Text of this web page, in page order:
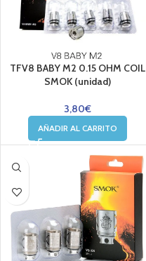
TFV8 BABY M2 0.15 OHM COIL
SMOK (unidad)
3,80€
AÑADIR AL CARRITO